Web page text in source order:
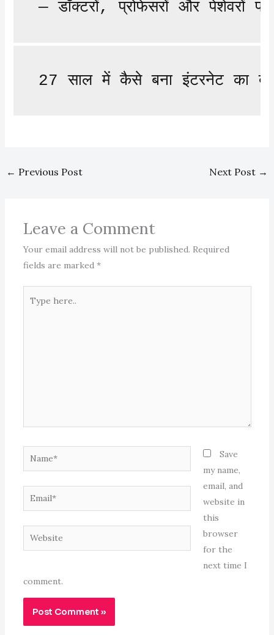
— डॉक्टरों, प्रोफेसरों और पेशेवरों
27 साल में कैसे बना इंटरनेट का
← Previous Post Next Post →
Leave a Comment
Your email address will not be published. Required
fields are marked *
here..
Name*
Email*
Website
Save
my name,
email, and
website in
this
browser
for the
next time I
comment.